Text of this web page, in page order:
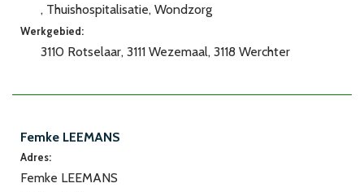
Thuishospitalisatie Wondzorg
Werkgebied:
3110 Rotselaar 3111 Wezemaal 3118 Werchter
Femke LEEMANS
Adres:
Femke LEEMANS